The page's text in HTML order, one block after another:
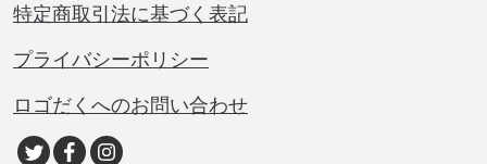
特定商取引法に基づく表記
プライバシーポリシー
ロゴだくへのお問い合わせ